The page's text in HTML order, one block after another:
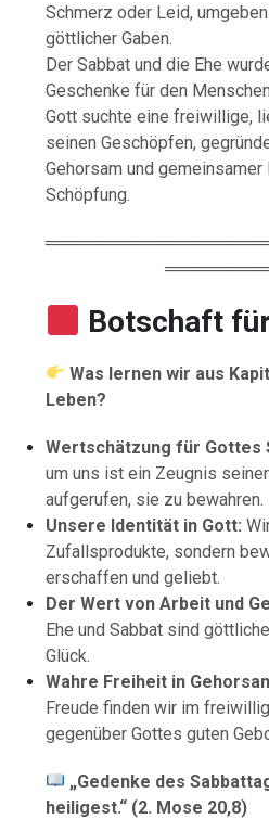
Schmerz oder Leid,
göttlicher Gaben.
Der Sabbat und die Ehe
Geschenke für den
Gott suchte eine freiwillige,
seinen Geschöpfen,
Gehorsam und gemeinsamer
Schöpfung.
Botschaft
Was lernen wir aus
Leben?
Wertschätzung für Gottes
um uns ist ein Zeugnis
aufgerufen, sie zu bewahren.
Unsere Identität in Gott:
Zufallsprodukte, sondern
erschaffen und geliebt.
Der Wert von Arbeit und
Ehe und Sabbat sind
Glück.
Wahre Freiheit in
Freude finden wir im
gegenüber Gottes guten
„Gedenke des
heiligest.“ (2. Mose 20,8)